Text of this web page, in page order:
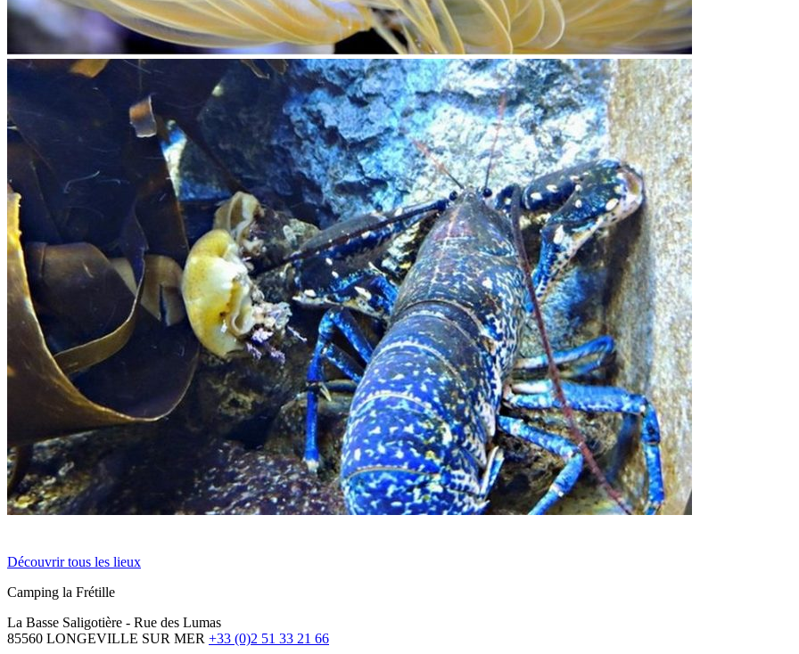
Découvrir tous les lieux
Camping la Frétille
La Basse Saligotière - Rue des Lumas
85560 LONGEVILLE SUR MER +33 (0)2 51 33 21 66